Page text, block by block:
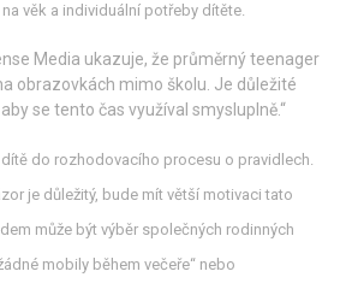
věk a individuální potřeby dítěte.
Media ukazuje, že průměrný teenager
obrazovkách mimo školu. Je důležité
se tento čas využíval smysluplně.“
do rozhodovacího procesu o pravidlech.
je důležitý, bude mít větší motivaci tato
může být výběr společných rodinných
mobily během večeře“ nebo